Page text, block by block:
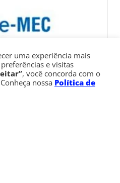
uma experiência mais
e visitas
, você concorda com o
nossa Política de